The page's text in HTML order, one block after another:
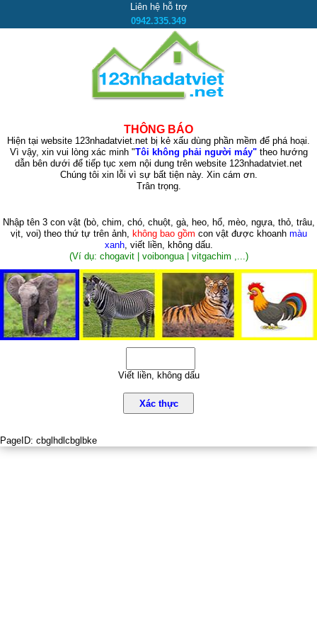
Liên hệ hỗ trợ
0942.335.349
THÔNG BÁO
Hiện tại website 123nhadatviet.net bị kẻ xấu dùng phần mềm để phá hoại.
Vì vậy, xin vui lòng xác minh "Tôi không phải người máy"theo hướng
dẫn bên dưới để tiếp tục xem nội dung trên website 123nhadatviet.net
Chúng tôi xin lỗi vì sự bất tiện này. Xin cám ơn.
Trân trọng.
Nhập tên 3 con vật (bò, chim, chó, chuột, gà, heo, hổ, mèo, ngựa, thỏ, trâu,
vịt, voi)theo thứ tự trên ảnh, không bao gồm con vật được khoanh màu
xanh, viết liền, không dấu.
(Ví dụ: chogavit | voibongua | vitgachim ,...)
Viết liền, không dấu
Xác thực
PageID: cbglhdlcbglbke